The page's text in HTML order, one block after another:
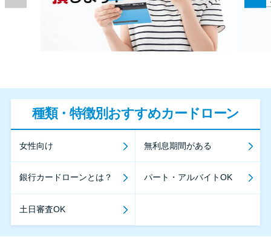
種類・特徴別おすすめカードローン
女性向け 無利息期間がある
銀行カードローンとは？ パート・アルバイトOK
土日審査OK